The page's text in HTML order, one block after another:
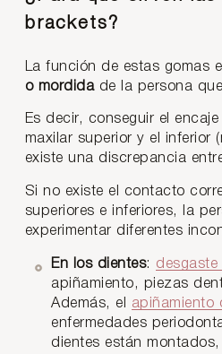
brackets?
La función de estas gomas
o mordida de la persona
Es decir, conseguir el
maxilar superior y el inferior
existe una discrepancia
Si no existe el contacto
superiores e inferiores, la
experimentar diferentes
En los dientes: desgaste
apiñamiento, piezas
Además, el apiñamiento
enfermedades
dientes están